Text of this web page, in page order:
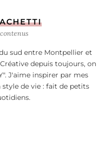
sud entre Montpellier et
depuis toujours, on
J'aime inspirer par mes
de vie : fait de petits